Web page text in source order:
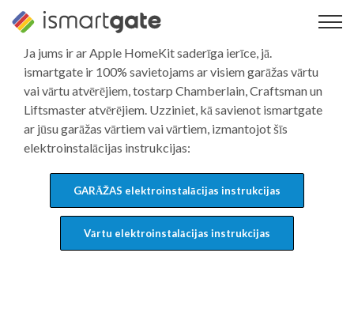
Pāriet
saturuJa jums ir ar Apple HomeKit saderīga ierīce, jā.
ismartgate ir 100% savietojams ar visiem garāžas vārtu
vai vārtu atvērējiem, tostarp Chamberlain, Craftsman un
Liftsmaster atvērējiem. Uzziniet, kā savienot ismartgate
ar jūsu garāžas vārtiem vai vārtiem, izmantojot šīs
elektroinstalācijas instrukcijas:
GARĀŽAS elektroinstalācijas instrukcijas
Vārtu elektroinstalācijas instrukcijas